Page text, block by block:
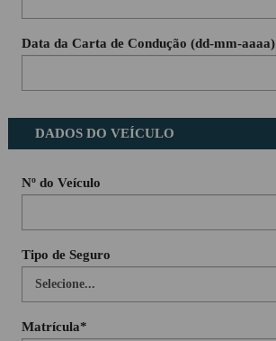
Data da Carta de Condução (dd-mm-aaaa)
DADOS DO VEÍCULO
Nº do Veículo
Tipo de Seguro
Matrícula*